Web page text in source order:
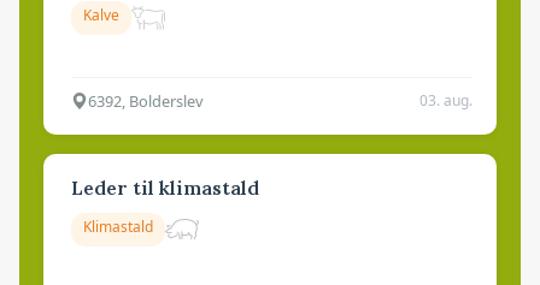
Kalve
6392, Bolderslev 03. aug.
Leder til klimastald
Klimastald